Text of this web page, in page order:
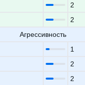
2
2
Агрессивность
1
2
2